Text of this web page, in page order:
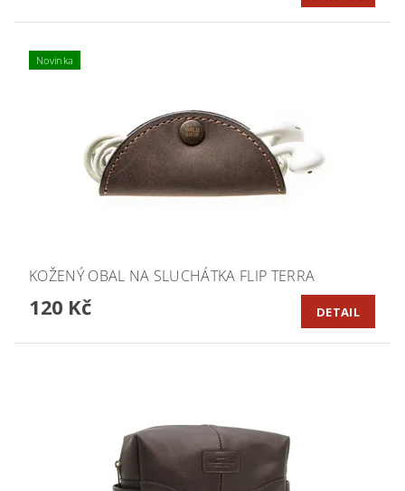
Novinka
KOŽENÝ OBAL NA SLUCHÁTKA FLIP TERRA
120 Kč DETAIL